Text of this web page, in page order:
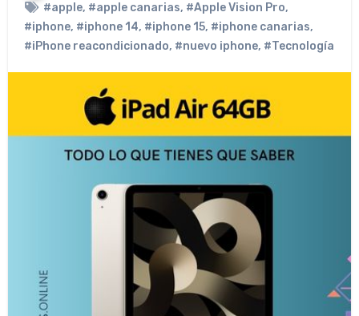
#apple, #apple canarias, #Apple Vision Pro,
#iphone, #iphone 14, #iphone 15, #iphone canarias,
#iPhone reacondicionado, #nuevo iphone, #Tecnología